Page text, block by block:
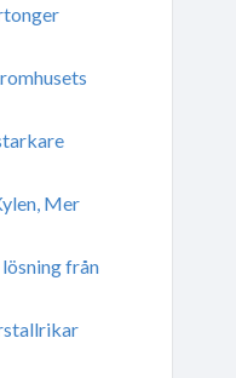
Mer
från